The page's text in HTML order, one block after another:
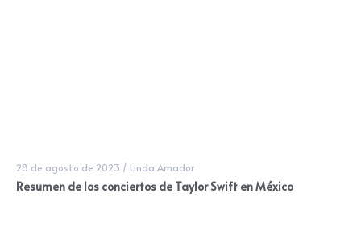
28 de agosto de 2023 / Linda Amador
Resumen de los conciertos de Taylor Swift en México